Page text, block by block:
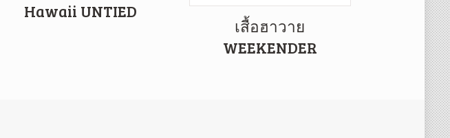
Hawaii UNTIED
เสื้อฮาวาย
WEEKENDER